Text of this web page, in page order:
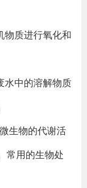
物质进行氧化和
水中的溶解物质
生物的代谢活
常用的生物处